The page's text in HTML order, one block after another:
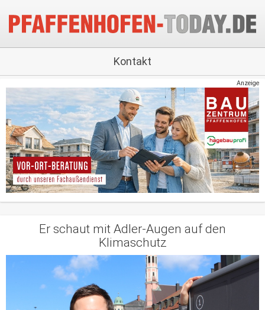
Kontakt
Anzeige
Er schaut mit Adler-Augen auf den
Klimaschutz